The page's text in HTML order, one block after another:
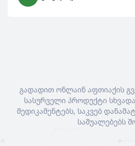
გადადით ონლაინ აფთიაქის
სასურველი პროდუქტი
მედიკამენტებს, საკვებ
საშუალებებს